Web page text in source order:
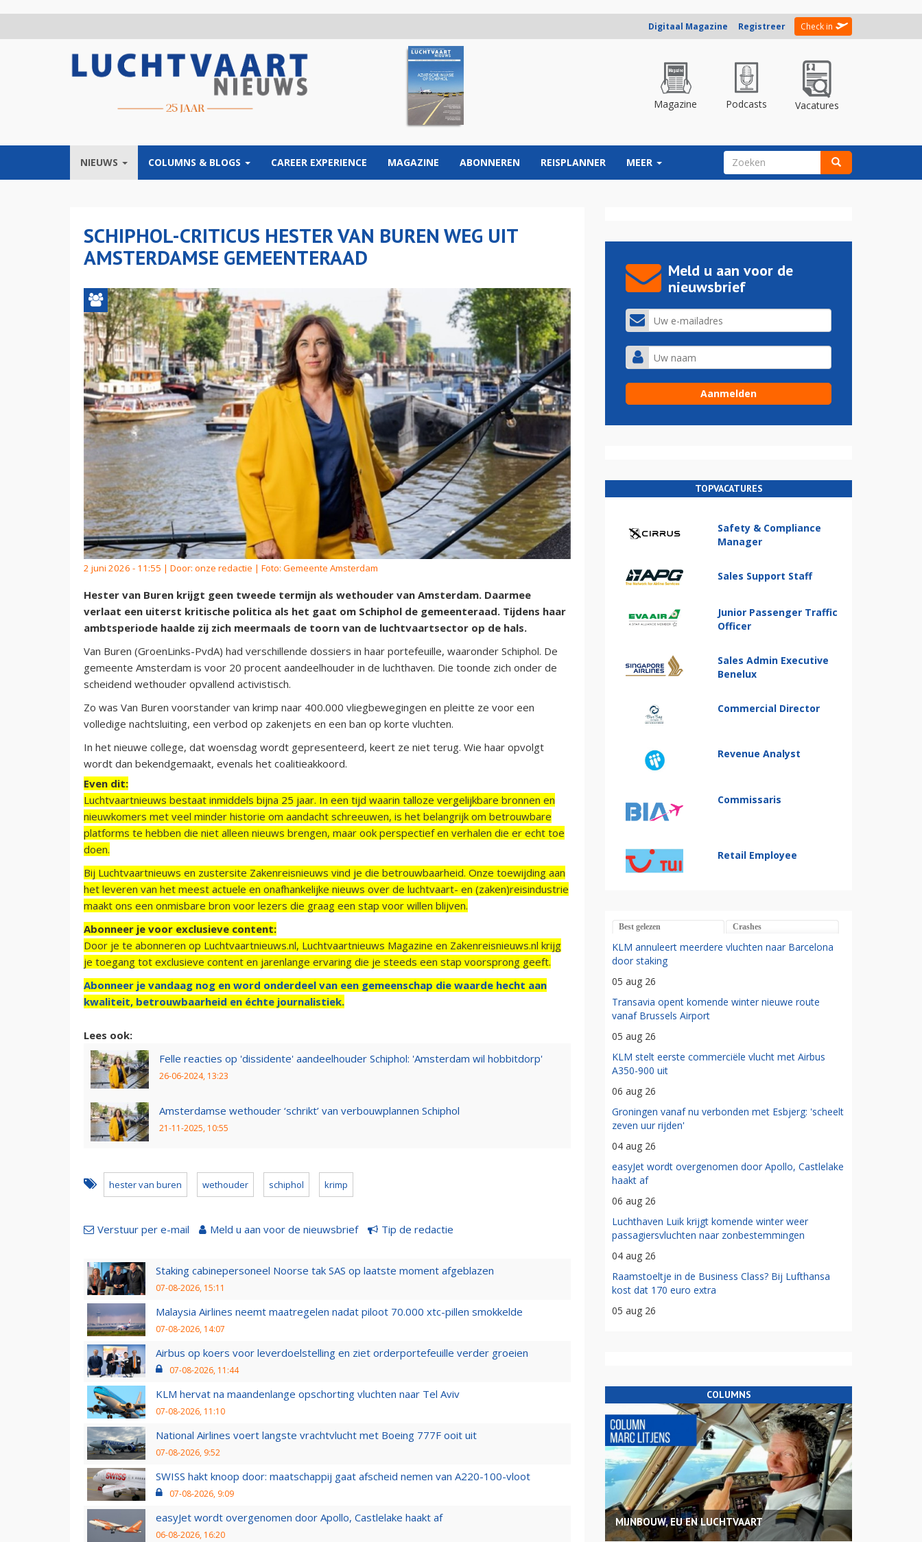
Digitaal Magazine Registreer Check in
Magazine Podcasts Vacatures
NIEUWS COLUMNS & BLOGS CAREER EXPERIENCE MAGAZINE ABONNEREN REISPLANNER MEER ZOEKVELD
SCHIPHOL-CRITICUS HESTER VAN BUREN WEG UIT
AMSTERDAMSE GEMEENTERAAD
2 juni 2026 - 11:55 | Door: onze redactie | Foto: Gemeente Amsterdam
Hester van Buren krijgt geen tweede termijn als wethouder van Amsterdam. Daarmee
verlaat een uiterst kritische politica als het gaat om Schiphol de gemeenteraad. Tijdens haar
ambtsperiode haalde zij zich meermaals de toorn van de luchtvaartsector op de hals.
Van Buren (GroenLinks-PvdA) had verschillende dossiers in haar portefeuille, waaronder Schiphol. De
gemeente Amsterdam is voor 20 procent aandeelhouder in de luchthaven. Die toonde zich onder de
scheidend wethouder opvallend activistisch.
Zo was Van Buren voorstander van krimp naar 400.000 vliegbewegingen en pleitte ze voor een
volledige nachtsluiting, een verbod op zakenjets en een ban op korte vluchten.
In het nieuwe college, dat woensdag wordt gepresenteerd, keert ze niet terug. Wie haar opvolgt
wordt dan bekendgemaakt, evenals het coalitieakkoord.
Even dit:
Luchtvaartnieuws bestaat inmiddels bijna 25 jaar. In een tijd waarin talloze vergelijkbare bronnen en
nieuwkomers met veel minder historie om aandacht schreeuwen, is het belangrijk om betrouwbare
platforms te hebben die niet alleen nieuws brengen, maar ook perspectief en verhalen die er echt toe
doen.
Bij Luchtvaartnieuws en zustersite Zakenreisnieuws vind je die betrouwbaarheid. Onze toewijding aan
het leveren van het meest actuele en onafhankelijke nieuws over de luchtvaart- en (zaken)reisindustrie
maakt ons een onmisbare bron voor lezers die graag een stap voor willen blijven.
Abonneer je voor exclusieve content:
Door je te abonneren op Luchtvaartnieuws.nl, Luchtvaartnieuws Magazine en Zakenreisnieuws.nl krijg
je toegang tot exclusieve content en jarenlange ervaring die je steeds een stap voorsprong geeft.
Abonneer je vandaag nog en word onderdeel van een gemeenschap die waarde hecht aan
kwaliteit, betrouwbaarheid en échte journalistiek.
Lees ook:
Felle reacties op 'dissidente' aandeelhouder Schiphol: 'Amsterdam wil hobbitdorp'
26-06-2024, 13:23
Amsterdamse wethouder ‘schrikt’ van verbouwplannen Schiphol
21-11-2025, 10:55
hester van buren wethouder schiphol krimp
Verstuur per e-mail Meld u aan voor de nieuwsbrief Tip de redactie
Staking cabinepersoneel Noorse tak SAS op laatste moment afgeblazen
07-08-2026, 15:11
Malaysia Airlines neemt maatregelen nadat piloot 70.000 xtc-pillen smokkelde
07-08-2026, 14:07
Airbus op koers voor leverdoelstelling en ziet orderportefeuille verder groeien
07-08-2026, 11:44
KLM hervat na maandenlange opschorting vluchten naar Tel Aviv
07-08-2026, 11:10
National Airlines voert langste vrachtvlucht met Boeing 777F ooit uit
07-08-2026, 9:52
SWISS hakt knoop door: maatschappij gaat afscheid nemen van A220-100-vloot
07-08-2026, 9:09
easyJet wordt overgenomen door Apollo, Castlelake haakt af
06-08-2026, 16:20
Meld u aan voor de
nieuwsbrief
TOPVACATURES
Safety & Compliance
Manager
Sales Support Staff
Junior Passenger Traffic
Officer
Sales Admin Executive
Benelux
Commercial Director
Revenue Analyst
Commissaris
Retail Employee
Best gelezen Crashes
KLM annuleert meerdere vluchten naar Barcelona
door staking
05 aug 26
Transavia opent komende winter nieuwe route
vanaf Brussels Airport
05 aug 26
KLM stelt eerste commerciële vlucht met Airbus
A350-900 uit
06 aug 26
Groningen vanaf nu verbonden met Esbjerg: 'scheelt
zeven uur rijden'
04 aug 26
easyJet wordt overgenomen door Apollo, Castlelake
haakt af
06 aug 26
Luchthaven Luik krijgt komende winter weer
passagiersvluchten naar zonbestemmingen
04 aug 26
Raamstoeltje in de Business Class? Bij Lufthansa
kost dat 170 euro extra
05 aug 26
COLUMNS
MIJNBOUW, EU EN LUCHTVAART